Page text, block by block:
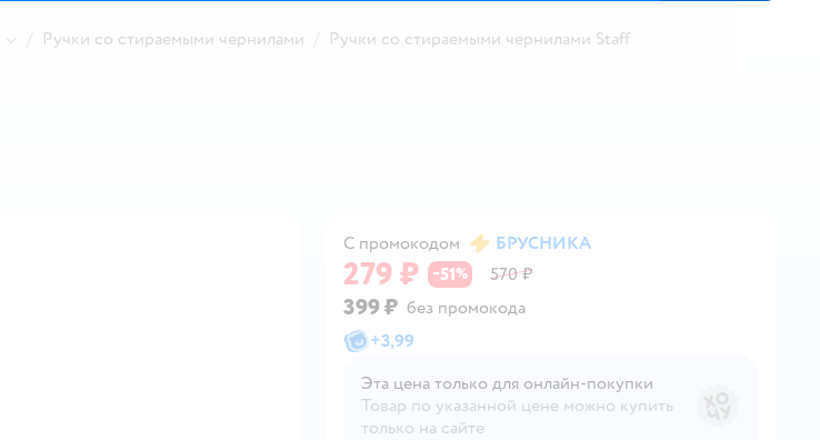
Ручки со стираемыми чернилами Ручки со стираемыми чернилами Staff
С промокодом БРУСНИКА
279 ₽ −51% 570 ₽
399 ₽ без промокода
+3,99
Эта цена только для онлайн‑покупки
Товар по указанной цене можно купить
только на сайте